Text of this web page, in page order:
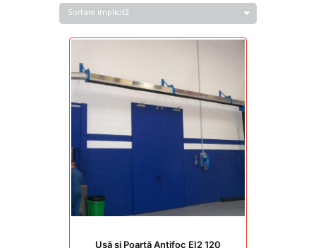
Ușă și Poartă Antifoc EI2 120